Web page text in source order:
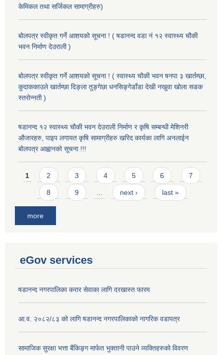
केमिकल तथा सर्जिकल सामाग्रीहरु)
बोलपत्र स्वीकृत गर्ने आशयको सूचना ! ( षडानन्द वडा नं १२ स्वास्थ्य चौकी
भवन निर्माण देउराली )
बोलपत्र स्वीकृत गर्ने आशयको सूचना ! ( स्वास्थ्य चौकी भवन षनपा ३ खार्तम्छा,
कुदाककाउले खार्तम्छा दिङ्ला तुङ्गेछा धनसिङ्गेडाँडा देखी नखुवा खोला सडक
स्तरोन्नती )
षडानन्द १२ स्वास्थ्य चौकी भवन देउराली निर्माण र कृषि सम्बन्धी मेशिनरी
औजारहरु, पाइप लगायत कृषि सामाग्रीहरु खरिद कार्यका लागि अनलाईन
बोलपत्र आह्वानको सूचना !!!
Pages
1 2 3 4 5 6 7
8 9 … next › last »
more
eGov services
षडानन्द नगरपालिका करार सेवाका लागि दरखास्त फारम
आ.व. २०८२/८३ को लागि षडानन्द नगरपालिकाको नागरिक वडापत्र
सामाजिक सुरक्षा भत्ता बैंकिङ्ग मार्फत भुक्तानी पाउने व्यक्तिहरुको विवरण